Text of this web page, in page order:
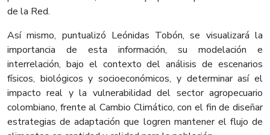
de la Red.
Así mismo, puntualizó Leónidas Tobón, se visualizará la
importancia de esta información, su modelación e
interrelación, bajo el contexto del análisis de escenarios
físicos, biológicos y socioeconómicos, y determinar así el
impacto real y la vulnerabilidad del sector agropecuario
colombiano, frente al Cambio Climático, con el fin de diseñar
estrategias de adaptación que logren mantener el flujo de